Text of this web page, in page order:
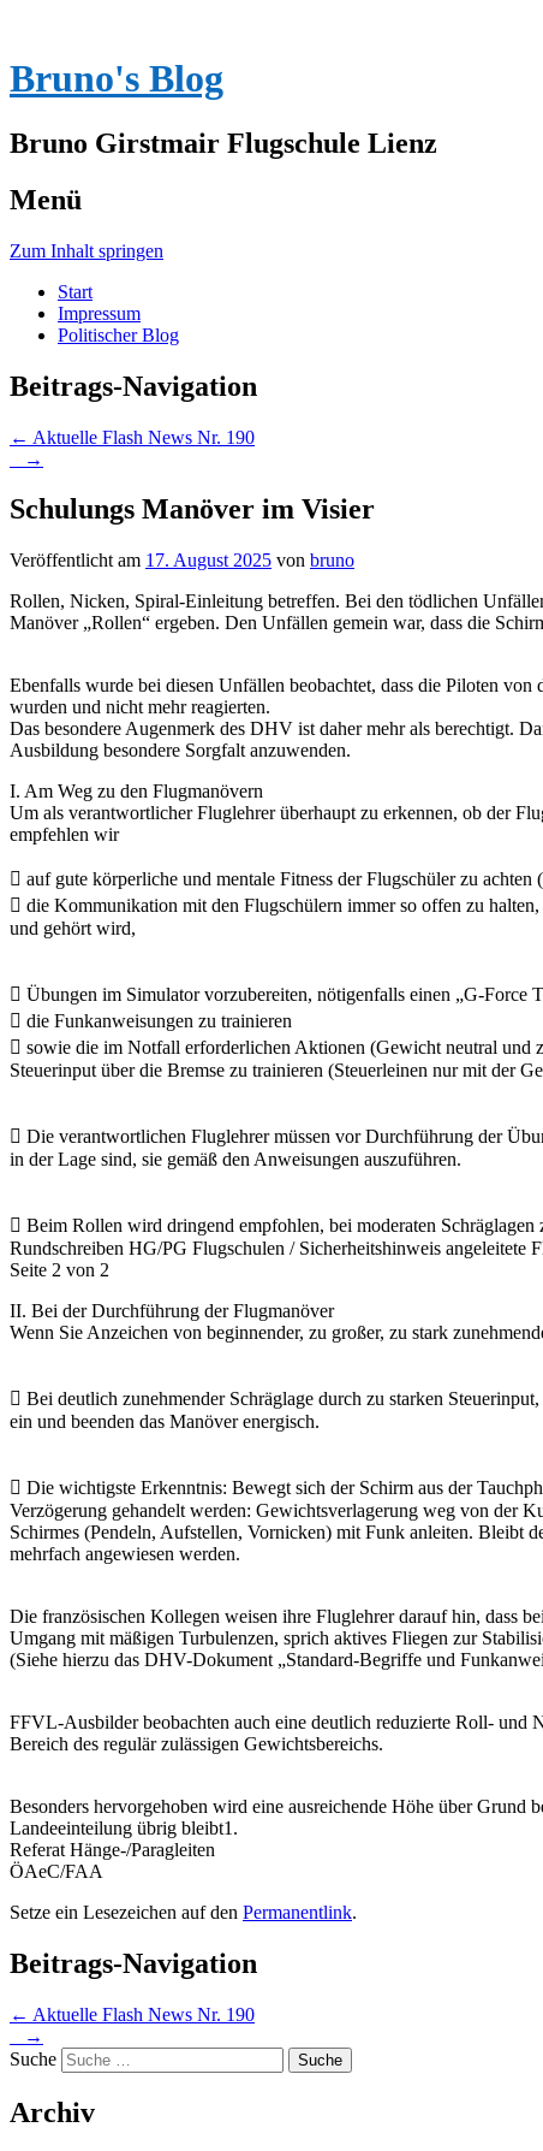
Bruno's Blog
Bruno Girstmair Flugschule Lienz
Menü
Zum Inhalt springen
Start
Impressum
Politischer Blog
Beitrags-Navigation
← Aktuelle Flash News Nr. 190
→
Schulungs Manöver im Visier
Veröffentlicht am 17. August 2025 von bruno
Rollen, Nicken, Spiral-Einleitung betreffen. Bei den tödlichen
Manöver „Rollen“ ergeben. Den Unfällen gemein war, dass die
Ebenfalls wurde bei diesen Unfällen beobachtet, dass die Piloten
wurden und nicht mehr reagierten.
Das besondere Augenmerk des DHV ist daher mehr als berechtigt.
Ausbildung besondere Sorgfalt anzuwenden.
I. Am Weg zu den Flugmanövern
Um als verantwortlicher Fluglehrer überhaupt zu erkennen, ob der
empfehlen wir
 auf gute körperliche und mentale Fitness der Flugschüler zu achten
 die Kommunikation mit den Flugschülern immer so offen zu
und gehört wird,
 Übungen im Simulator vorzubereiten, nötigenfalls einen „G-Force
 die Funkanweisungen zu trainieren
 sowie die im Notfall erforderlichen Aktionen (Gewicht neutral und
Steuerinput über die Bremse zu trainieren (Steuerleinen nur mit der
 Die verantwortlichen Fluglehrer müssen vor Durchführung der
in der Lage sind, sie gemäß den Anweisungen auszuführen.
 Beim Rollen wird dringend empfohlen, bei moderaten
Rundschreiben HG/PG Flugschulen / Sicherheitshinweis angeleitete
Seite 2 von 2
II. Bei der Durchführung der Flugmanöver
Wenn Sie Anzeichen von beginnender, zu großer, zu stark
 Bei deutlich zunehmender Schräglage durch zu starken
ein und beenden das Manöver energisch.
 Die wichtigste Erkenntnis: Bewegt sich der Schirm aus der
Verzögerung gehandelt werden: Gewichtsverlagerung weg von der
Schirmes (Pendeln, Aufstellen, Vornicken) mit Funk anleiten. Bleibt
mehrfach angewiesen werden.
Die französischen Kollegen weisen ihre Fluglehrer darauf hin, dass
Umgang mit mäßigen Turbulenzen, sprich aktives Fliegen zur
(Siehe hierzu das DHV-Dokument „Standard-Begriffe und
FFVL-Ausbilder beobachten auch eine deutlich reduzierte Roll-
Bereich des regulär zulässigen Gewichtsbereichs.
Besonders hervorgehoben wird eine ausreichende Höhe über Grund
Landeeinteilung übrig bleibt1.
Referat Hänge-/Paragleiten
ÖAeC/FAA
Setze ein Lesezeichen auf den Permanentlink.
Beitrags-Navigation
← Aktuelle Flash News Nr. 190
→
Suche
Archiv